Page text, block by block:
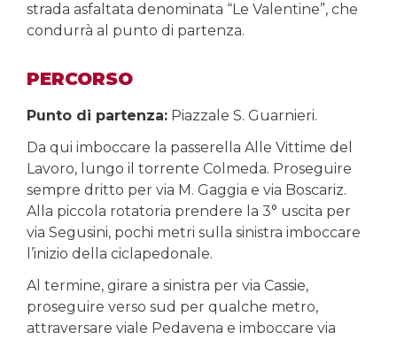
strada asfaltata denominata “Le Valentine”, che
condurrà al punto di partenza.
PERCORSO
Punto di partenza: Piazzale S. Guarnieri.
Da qui imboccare la passerella Alle Vittime del
Lavoro, lungo il torrente Colmeda. Proseguire
sempre dritto per via M. Gaggia e via Boscariz.
Alla piccola rotatoria prendere la 3° uscita per
via Segusini, pochi metri sulla sinistra imboccare
l’inizio della ciclapedonale.
Al termine, girare a sinistra per via Cassie,
proseguire verso sud per qualche metro,
attraversare viale Pedavena e imboccare via